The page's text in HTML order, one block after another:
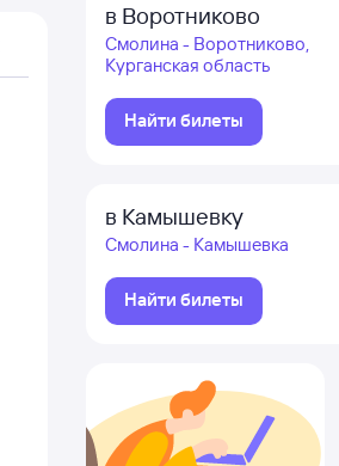
в Воротниково
Смолина - Воротниково,
Курганская область
Найти билеты
в Камышевку
Смолина - Камышевка
Найти билеты